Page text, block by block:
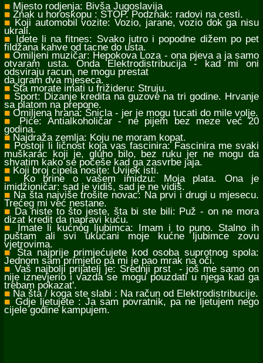
■ Mjesto rodjenja: Bivša Jugoslavija
■ Znak u horoskopu : STOP. Podznak: radovi na cesti.
■ Koji automobil vozite: Vozio, jarane, vozio dok ga nisu
ukrali.
■ Idete li na fitnes: Svako jutro i popodne dižem po pet
fildžana kahve od tacne do usta.
■ Omiljeni muzičar: Hepokova Loza - ona pjeva a ja samo
otvaram usta. Onda Elektrodistribucija - kad mi oni
odsviraju racun, ne mogu prestat
da igram dva mjeseca.
■ Šta morate imati u frižideru: Struju.
■ Sport: Dizanje kredita na guzove na tri godine. Hrvanje
sa platom na prepone.
■ Omiljena hrana: Šnicla - jer je mogu tucati do mile volje.
■ Piće: Antialkoholičar - ne pijem bez meze već 20
godina.
■ Najdraža zemlja: Koju ne moram kopat.
■ Postoji li ličnost koja vas fascinira: Fascinira me svaki
muškarac koji je, gluho bilo, bez ruku jer ne mogu da
shvatim kako se počeše kad ga zasvrbe jaja.
■ Koji broj cipela nosite: Uvijek isti.
■ Ko brine o vašem imidzu: Moja plata. Ona je
imidžioničar: sad je vidiš, sad je ne vidiš.
■ Na šta najviše trošite novac: Na prvi i drugi u mjesecu.
Trećeg mi već nestane.
■ Da niste to što jeste, šta bi ste bili: Puž - on ne mora
dizat kredit da napravi kuću.
■ Imate li kućnog ljubimca: Imam i to puno. Stalno ih
puštam ali svi ukućani moje kućne ljubimce zovu
vjetrovima.
■ Šta najprije primjećujete kod osoba suprotnog spola:
Jednom sam primjetio pa mi je pao mrak na oči.
■ Vaš najbolji prijatelj je: Srednji prst - još me samo on
nije iznevjerio i vazda se mogu pouzdati u njega kad ga
trebam pokazat'.
■ Na šta / koga ste slabi : Na račun od Elektrodistribucije.
■ Gdje ljetujete : Ja sam povratnik, pa ne ljetujem nego
cijele godine kampujem.